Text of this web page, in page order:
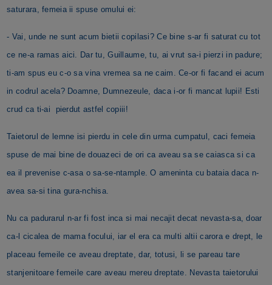
saturara, femeia ii spuse omului ei:
- Vai, unde ne sunt acum bietii copilasi? Ce bine s-ar fi saturat cu tot
ce ne-a ramas aici. Dar tu, Guillaume, tu, ai vrut sa-i pierzi in padure;
ti-am spus eu c-o sa vina vremea sa ne caim. Ce-or fi facand ei acum
in codrul acela? Doamne, Dumnezeule, daca i-or fi mancat lupii! Esti
crud ca ti-ai pierdut astfel copiii!
Taietorul de lemne isi pierdu in cele din urma cumpatul, caci femeia
spuse de mai bine de douazeci de ori ca aveau sa se caiasca si ca
ea il prevenise c-asa o sa-se-ntample. O ameninta cu bataia daca n-
avea sa-si tina gura-nchisa.
Nu ca padurarul n-ar fi fost inca si mai necajit decat nevasta-sa, doar
ca-l cicalea de mama focului, iar el era ca multi altii carora e drept, le
placeau femeile ce aveau dreptate, dar, totusi, li se pareau tare
stanjenitoare femeile care aveau mereu dreptate. Nevasta taietorului